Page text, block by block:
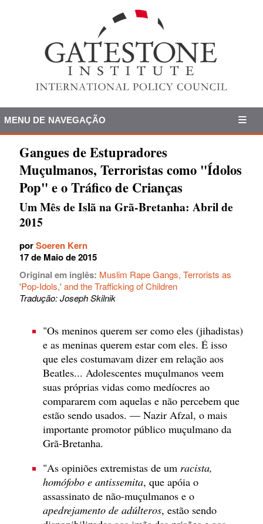
MENU DE NAVEGAÇÃO
Gangues de Estupradores
Muçulmanos, Terroristas como "Ídolos
Pop" e o Tráfico de Crianças
Um Mês de Islã na Grã-Bretanha: Abril de
2015
porSoeren Kern
17 de Maio de 2015
Original em inglês: Muslim Rape Gangs, Terrorists as
'Pop-Idols,' and the Trafficking of Children
Tradução: Joseph Skilnik
"Os meninos querem ser como eles (jihadistas)
e as meninas querem estar com eles. É isso
que eles costumavam dizer em relação aos
Beatles... Adolescentes muçulmanos veem
suas próprias vidas como medíocres ao
compararem com aquelas e não percebem que
estão sendo usados. — Nazir Afzal, o mais
importante promotor público muçulmano da
Grã-Bretanha.
"As opiniões extremistas de um racista,
homófobo e antissemita, que apóia o
assassinato de não-muçulmanos e o
apedrejamento de adúlteros, estão sendo